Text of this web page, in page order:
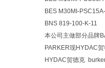
BES M30MI-
BNS 819-100-K-11
本公司主做部分品牌
PARKER现HYDAC
HYDAC贺德克